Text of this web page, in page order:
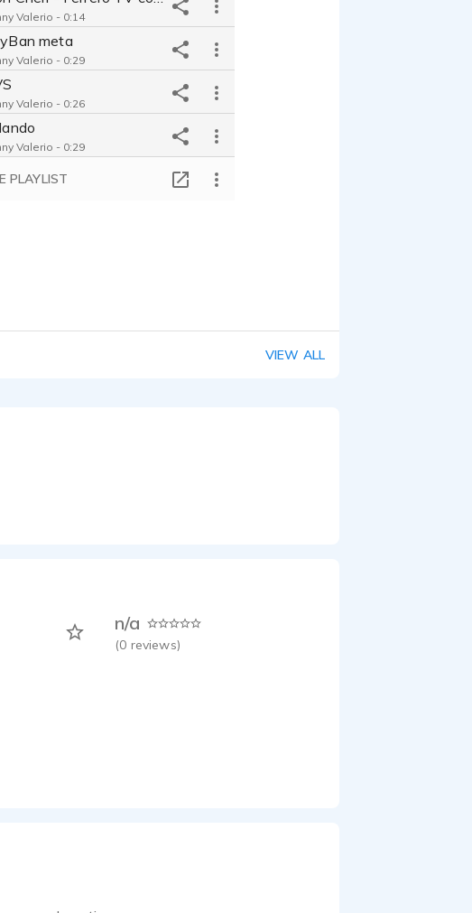
Valerio - 0:14
meta
Valerio - 0:29
Valerio - 0:26
Valerio - 0:29
- TV commercial
PLAYLIST
VIEW ALL
n/a
(0 reviews)